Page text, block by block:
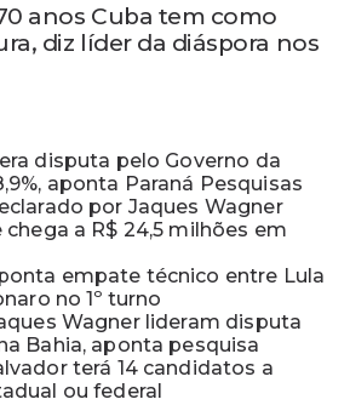
anos Cuba tem como
diz líder da diáspora nos
disputa pelo Governo da
aponta Paraná Pesquisas
por Jaques Wagner
chega a R$ 24,5 milhões em
empate técnico entre Lula
no 1º turno
Wagner lideram disputa
Bahia, aponta pesquisa
terá 14 candidatos a
ou federal